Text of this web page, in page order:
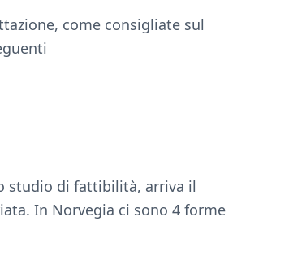
come consigliate sul
studio di fattibilità, arriva il
In Norvegia ci sono 4 forme